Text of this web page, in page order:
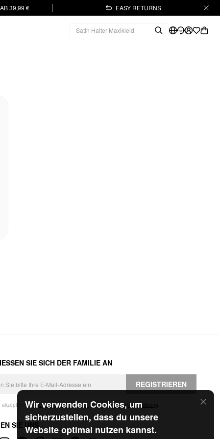
39,99 € EASY RETURNS
Wir verwenden Cookies, um
sicherzustellen, dass du unsere
Website optimal nutzen kannst.
SIE SICH DER FAMILIE AN
REGISTRIEREN
akzeptiere dieGeschäftsbedingungen und die Datenschutzerklärung
SIE UNS